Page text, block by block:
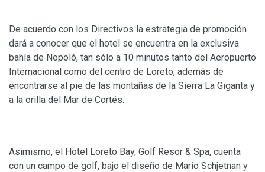
De acuerdo con los Directivos la estrategia de promoción
dará a conocer que el hotel se encuentra en la exclusiva
bahía de Nopoló, tan sólo a 10 minutos tanto del Aeropuerto
Internacional como del centro de Loreto, además de
encontrarse al pie de las montañas de la Sierra La Giganta y
a la orilla del Mar de Cortés.
Asimismo, el Hotel Loreto Bay, Golf Resor & Spa, cuenta
con un campo de golf, bajo el diseño de Mario Schjetnan y